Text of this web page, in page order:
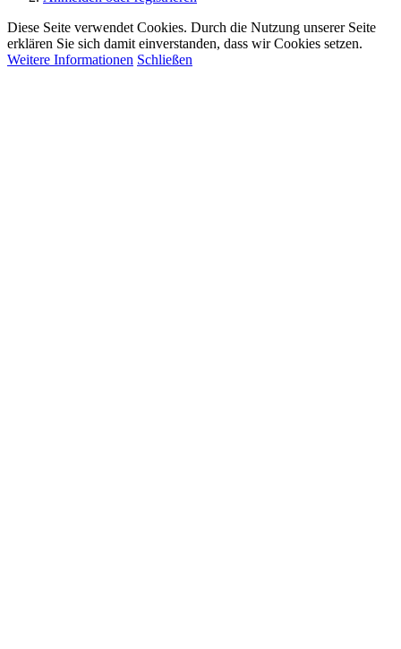
Diese Seite verwendet Cookies. Durch die Nutzung unserer Seite
erklären Sie sich damit einverstanden, dass wir Cookies setzen.
Weitere Informationen Schließen